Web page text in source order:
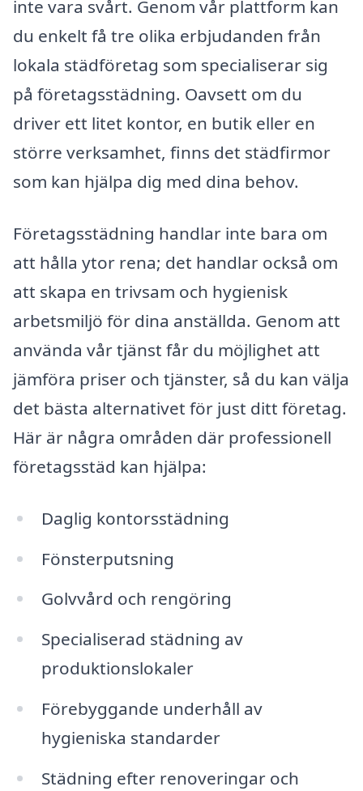
inte vara svårt. Genom vår plattform kan
du enkelt få tre olika erbjudanden från
lokala städföretag som specialiserar sig
på företagsstädning. Oavsett om du
driver ett litet kontor, en butik eller en
större verksamhet, finns det städfirmor
som kan hjälpa dig med dina behov.
Företagsstädning handlar inte bara om
att hålla ytor rena; det handlar också om
att skapa en trivsam och hygienisk
arbetsmiljö för dina anställda. Genom att
använda vår tjänst får du möjlighet att
jämföra priser och tjänster, så du kan välja
det bästa alternativet för just ditt företag.
Här är några områden där professionell
företagsstäd kan hjälpa:
Daglig kontorsstädning
Fönsterputsning
Golvvård och rengöring
Specialiserad städning av
produktionslokaler
Förebyggande underhåll av
hygieniska standarder
Städning efter renoveringar och